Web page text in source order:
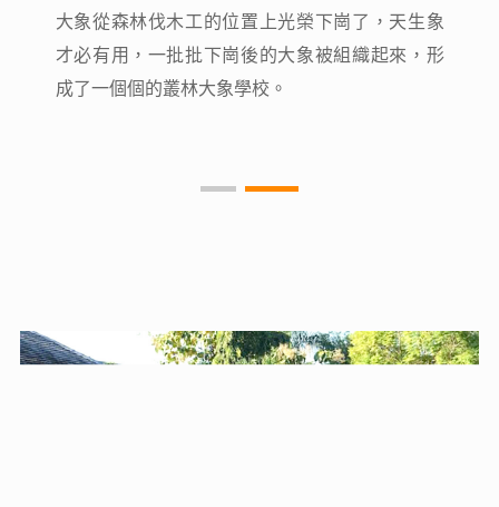
大象從森林伐木工的位置上光榮下崗了，天生象
才必有用，一批批下崗後的大象被組織起來，形
成了一個個的叢林大象學校。
大象從森林伐木工的位置上光榮下崗了，天生象
才必有用，一批批下崗後的大象被組織起來，形
成了一個個的叢林大象學校。